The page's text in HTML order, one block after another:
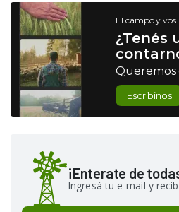
El campo y vos
¿Tenés
Queremos
Escribinos
¡Enterate de
Ingresá tu e-mail y